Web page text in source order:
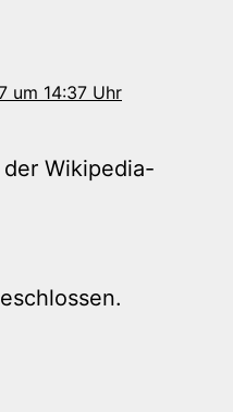
um 14:37 Uhr
Wikipedia-